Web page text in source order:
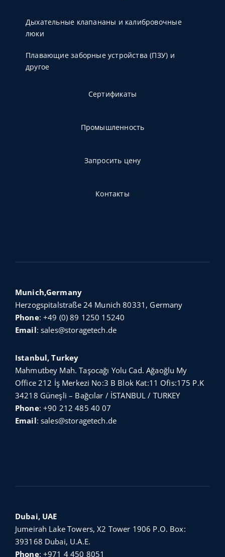
Дыхательные клапананы и калибровочные
люки
Плавающие заборные устройства (ПЗУ) и
другое
Сертификаты
Промышленность
Запросить цену
Контакты
Munich,Germany
Herzogspitalstraße 24 Munich 80331, Germany
Phone:+49 (0) 89 1250 15240
Email:sales@storagetech.de
Istanbul, Turkey
Mahmutbey Mah. Taşocağı Yolu Cad. Ağaoğlu My
Office 212 İş Merkezi No:3 B Blok Kat:11 Ofis:175 P.K
34218 Güneşli – Bağcılar / İSTANBUL / TURKEY
Phone:+90 212 485 40 07
Email:sales@storagetech.de
Dubai, UAE
Jumeirah Lake Towers, X2 Tower 1906 P.O. Box:
393168 Dubai, U.A.E.
Phone:+971 4 450 8051